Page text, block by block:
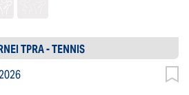
TPRA - TENNIS